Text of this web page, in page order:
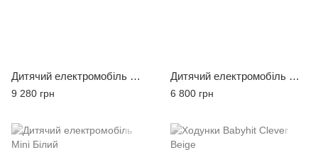
Дитячий електромобіль Mercedes Benz Синій
9 280 грн
Дитячий електромобіль Mini Червоний
6 800 грн